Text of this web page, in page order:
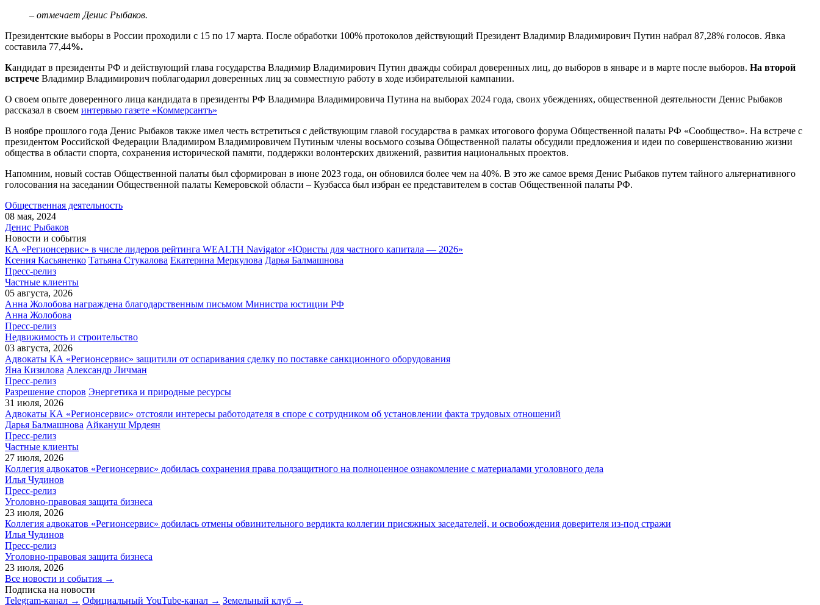
– отмечает Денис Рыбаков.
Президентские выборы в России проходили с 15 по 17 марта. После обработки 100% протоколов действующий Президент Владимир Владимирович Путин набрал 87,28% голосов. Явка
составила 77,44%.
Кандидат в президенты РФ и действующий глава государства Владимир Владимирович Путин дважды собирал доверенных лиц, до выборов в январе и в марте после выборов. На второй
встрече Владимир Владимирович поблагодарил доверенных лиц за совместную работу в ходе избирательной кампании.
О своем опыте доверенного лица кандидата в президенты РФ Владимира Владимировича Путина на выборах 2024 года, своих убеждениях, общественной деятельности Денис Рыбаков
рассказал в своем интервью газете «Коммерсантъ»
В ноябре прошлого года Денис Рыбаков также имел честь встретиться с действующим главой государства в рамках итогового форума Общественной палаты РФ «Сообщество». На встрече с
президентом Российской Федерации Владимиром Владимировичем Путиным члены восьмого созыва Общественной палаты обсудили предложения и идеи по совершенствованию жизни
общества в области спорта, сохранения исторической памяти, поддержки волонтерских движений, развития национальных проектов.
Напомним, новый состав Общественной палаты был сформирован в июне 2023 года, он обновился более чем на 40%. В это же самое время Денис Рыбаков путем тайного альтернативного
голосования на заседании Общественной палаты Кемеровской области – Кузбасса был избран ее представителем в состав Общественной палаты РФ.
Общественная деятельность
08 мая, 2024
Денис Рыбаков
Новости и события
КА «Регионсервис» в числе лидеров рейтинга WEALTH Navigator «Юристы для частного капитала — 2026»
Ксения Касьяненко Татьяна Стукалова Екатерина Меркулова Дарья Балмашнова
Пресс-релиз
Частные клиенты
05 августа, 2026
Анна Жолобова награждена благодарственным письмом Министра юстиции РФ
Анна Жолобова
Пресс-релиз
Недвижимость и строительство
03 августа, 2026
Адвокаты КА «Регионсервис» защитили от оспаривания сделку по поставке санкционного оборудования
Яна Кизилова Александр Личман
Пресс-релиз
Разрешение споров Энергетика и природные ресурсы
31 июля, 2026
Адвокаты КА «Регионсервис» отстояли интересы работодателя в споре с сотрудником об установлении факта трудовых отношений
Дарья Балмашнова Айкануш Мрдеян
Пресс-релиз
Частные клиенты
27 июля, 2026
Коллегия адвокатов «Регионсервис» добилась сохранения права подзащитного на полноценное ознакомление с материалами уголовного дела
Илья Чудинов
Пресс-релиз
Уголовно-правовая защита бизнеса
23 июля, 2026
Коллегия адвокатов «Регионсервис» добилась отмены обвинительного вердикта коллегии присяжных заседателей, и освобождения доверителя из-под стражи
Илья Чудинов
Пресс-релиз
Уголовно-правовая защита бизнеса
23 июля, 2026
Все новости и события →
Подписка на новости
Telegram-канал → Официальный YouTube-канал → Земельный клуб →